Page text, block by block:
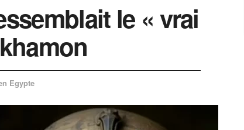
le « vrai
Egypte